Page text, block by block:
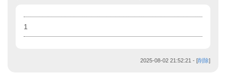
1
2025-08-02 21:52:21 - [削除]